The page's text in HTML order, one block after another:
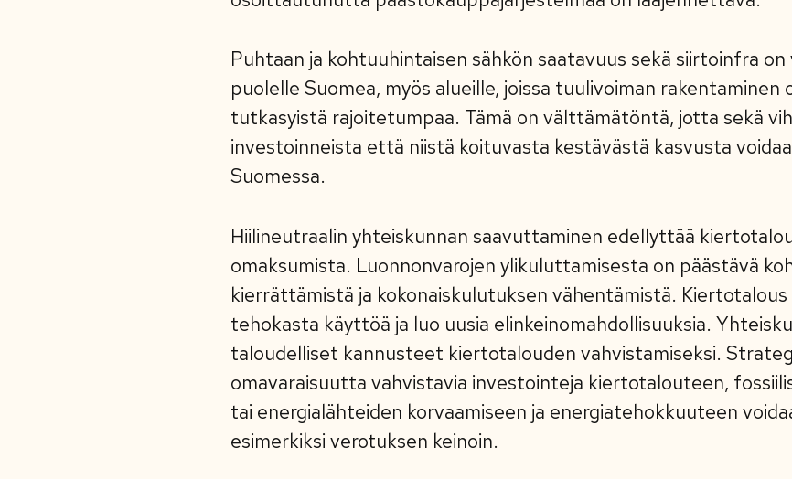
Puhtaan ja kohtuuhintaisen sähkön saatavuus sekä siirtoinfra
puolelle Suomea, myös alueille, joissa tuulivoiman
tutkasyistä rajoitetumpaa. Tämä on välttämätöntä, jotta sekä
investoinneista että niistä koituvasta kestävästä kasvusta
Suomessa.
Hiilineutraalin yhteiskunnan saavuttaminen edellyttää
omaksumista. Luonnonvarojen ylikuluttamisesta on päästävä
kierrättämistä ja kokonaiskulutuksen vähentämistä. Kiertotalous
tehokasta käyttöä ja luo uusia elinkeinomahdollisuuksia.
taloudelliset kannusteet kiertotalouden vahvistamiseksi.
omavaraisuutta vahvistavia investointeja kiertotalouteen,
tai energialähteiden korvaamiseen ja energiatehokkuuteen
esimerkiksi verotuksen keinoin.